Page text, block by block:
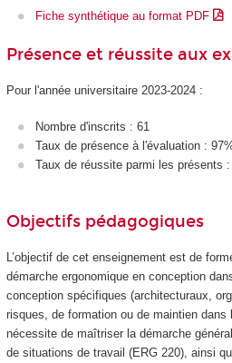
Fiche synthétique au format PDF
Présence et réussite aux
Pour l'année universitaire 2023-2024 :
Nombre d'inscrits : 61
Taux de présence à l'évaluation :
Taux de réussite parmi les présents :
Objectifs pédagogiques
L’objectif de cet enseignement est de
démarche ergonomique en conception
conception spécifiques (architecturaux,
risques, de formation ou de maintien dans
nécessite de maîtriser la démarche
de situations de travail (ERG 220), ainsi